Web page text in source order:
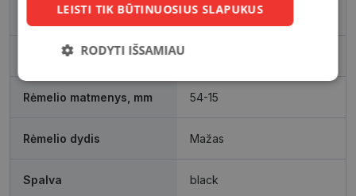
Prekės ženklas CAROLINA HERRERA
Išleidimo metai
Rėmelio matmenys, mm 54-15
Rėmelio dydis Mažas
Spalva black
LEISTI TIK BŪTINUOSIUS SLAPUKUS
RODYTI IŠSAMIAU
Būtinieji
slapukai
Statistikos
slapukai
Rinkodaros
Neklasifikuoti